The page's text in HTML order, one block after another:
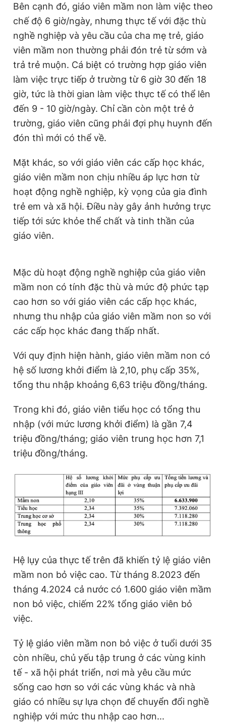
Bên cạnh đó, giáo viên mầm non làm việc theo
chế độ 6 giờ/ngày, nhưng thực tế với đặc thù
nghề nghiệp và yêu cầu của cha mẹ trẻ, giáo
viên mầm non thường phải đón trẻ từ sớm và
trả trẻ muộn. Cá biệt có trường hợp giáo viên
làm việc trực tiếp ở trường từ 6 giờ 30 đến 18
giờ, tức là thời gian làm việc thực tế có thể lên
đến 9 - 10 giờ/ngày. Chỉ cần còn một trẻ ở
trường, giáo viên cũng phải đợi phụ huynh đến
đón thì mới có thể về.
Mặt khác, so với giáo viên các cấp học khác,
giáo viên mầm non chịu nhiều áp lực hơn từ
hoạt động nghề nghiệp, kỳ vọng của gia đình
trẻ em và xã hội. Điều này gây ảnh hưởng trực
tiếp tới sức khỏe thể chất và tinh thần của
giáo viên.
Mặc dù hoạt động nghề nghiệp của giáo viên
mầm non có tính đặc thù và mức độ phức tạp
cao hơn so với giáo viên các cấp học khác,
nhưng thu nhập của giáo viên mầm non so với
các cấp học khác đang thấp nhất.
Với quy định hiện hành, giáo viên mầm non có
hệ số lương khởi điểm là 2,10, phụ cấp 35%,
tổng thu nhập khoảng 6,63 triệu đồng/tháng.
Trong khi đó, giáo viên tiểu học có tổng thu
nhập (với mức lương khởi điểm) là gần 7,4
triệu đồng/tháng; giáo viên trung học hơn 7,1
triệu đồng/tháng.
Hệ lụy của thực tế trên đã khiến tỷ lệ giáo viên
mầm non bỏ việc cao. Từ tháng 8.2023 đến
tháng 4.2024 cả nước có 1.600 giáo viên mầm
non bỏ việc, chiếm 22% tổng giáo viên bỏ
việc.
Tỷ lệ giáo viên mầm non bỏ việc ở tuổi dưới 35
còn nhiều, chủ yếu tập trung ở các vùng kinh
tế - xã hội phát triển, nơi mà yêu cầu mức
sống cao hơn so với các vùng khác và nhà
giáo có nhiều sự lựa chọn để chuyển đổi nghề
nghiệp với mức thu nhập cao hơn...